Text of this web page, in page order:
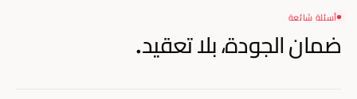
أسئلة شائعة
ضمان الجودة،بلا تعقيد.